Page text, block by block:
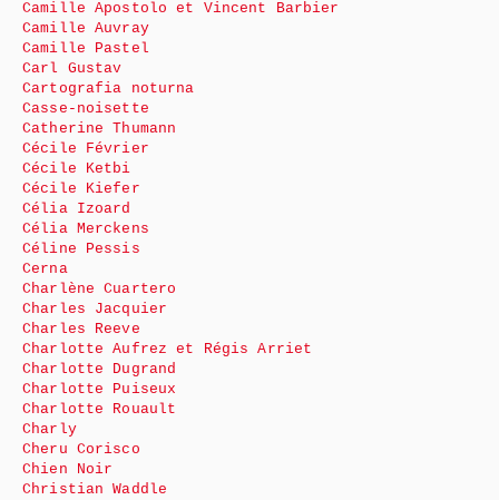
Camille Apostolo et Vincent Barbier
Camille Auvray
Camille Pastel
Carl Gustav
Cartografia noturna
Casse-noisette
Catherine Thumann
Cécile Février
Cécile Ketbi
Cécile Kiefer
Célia Izoard
Célia Merckens
Céline Pessis
Cerna
Charlène Cuartero
Charles Jacquier
Charles Reeve
Charlotte Aufrez et Régis Arriet
Charlotte Dugrand
Charlotte Puiseux
Charlotte Rouault
Charly
Cheru Corisco
Chien Noir
Christian Waddle